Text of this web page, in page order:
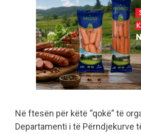
Në ftesën për këtë “qokë” të
Departamenti i të Përndjekurve